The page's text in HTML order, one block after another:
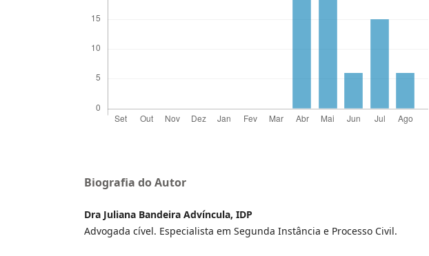
Biografia do Autor
Dra Juliana Bandeira Advíncula, IDP
Advogada cível. Especialista em Segunda Instância e Processo Civil.